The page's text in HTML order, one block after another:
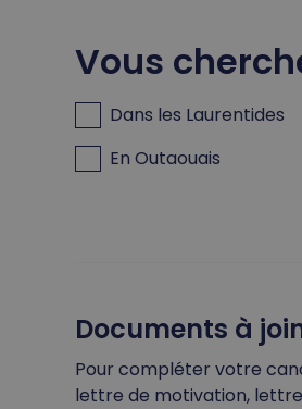
Vous
Dans les Laurentides
En Outaouais
Documents à
Pour compléter votre
lettre de motivation,